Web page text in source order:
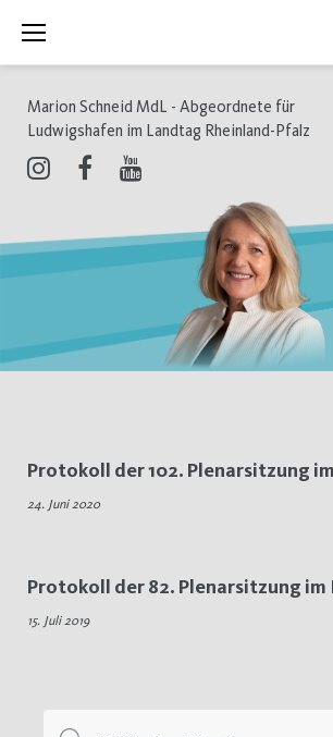
Inhalt
Marion Schneid MdL - Abgeordnete für
Ludwigshafen im Landtag Rheinland-Pfalz
Schlagwort:
Protokoll der 102. Plenarsitzung
24. Juni 2020
Protokoll der 82. Plenarsitzung im
15. Juli 2019